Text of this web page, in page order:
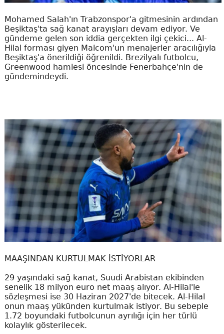
Mohamed Salah'ın Trabzonspor'a gitmesinin ardından
Beşiktaş'ta sağ kanat arayışları devam ediyor. Ve
gündeme gelen son iddia gerçekten ilgi çekici... Al-
Hilal forması giyen Malcom'un menajerler aracılığıyla
Beşiktaş'a önerildiği öğrenildi. Brezilyalı futbolcu,
Greenwood hamlesi öncesinde Fenerbahçe'nin de
gündemindeydi.
MAAŞINDAN KURTULMAK İSTİYORLAR
29 yaşındaki sağ kanat, Suudi Arabistan ekibinden
senelik 18 milyon euro net maaş alıyor. Al-Hilal'le
sözleşmesi ise 30 Haziran 2027'de bitecek. Al-Hilal
onun maaş yükünden kurtulmak istiyor. Bu sebeple
1.72 boyundaki futbolcunun ayrılığı için her türlü
kolaylık gösterilecek.